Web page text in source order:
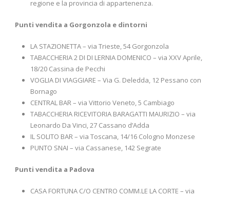
regione e la provincia di appartenenza.
Punti vendita a Gorgonzola e dintorni
LA STAZIONETTA – via Trieste, 54 Gorgonzola
TABACCHERIA 2 DI DI LERNIA DOMENICO – via XXV Aprile,
18/20 Cassina de Pecchi
VOGLIA DI VIAGGIARE – Via G. Deledda, 12 Pessano con
Bornago
CENTRAL BAR – via Vittorio Veneto, 5 Cambiago
TABACCHERIA RICEVITORIA BARAGATTI MAURIZIO – via
Leonardo Da Vinci, 27 Cassano d’Adda
IL SOLITO BAR – via Toscana, 14/16 Cologno Monzese
PUNTO SNAI – via Cassanese, 142 Segrate
Punti vendita a Padova
CASA FORTUNA C/O CENTRO COMM.LE LA CORTE – via